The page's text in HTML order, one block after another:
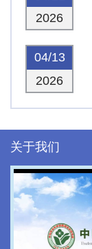
2026
04/13
2026
关于我们